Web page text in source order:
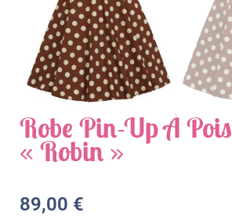
Robe Pin-Up À Pois
« Robin »
89,00 €